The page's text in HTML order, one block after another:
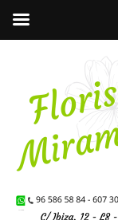
contenido